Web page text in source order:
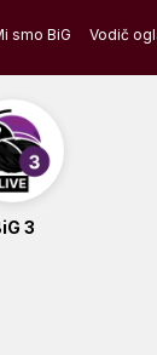
smo BiG Vodič
3